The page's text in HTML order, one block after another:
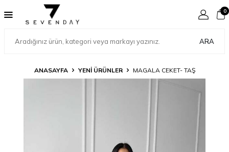
ARA
0
ANASAYFA YENİ ÜRÜNLER MAGALA CEKET- TAŞ